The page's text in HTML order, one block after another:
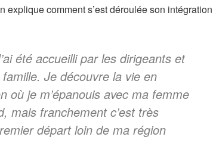
explique comment s’est déroulée son intégration
été accueilli par les dirigeants et
Je découvre la vie en
où je m’épanouis avec ma femme
mais franchement c’est très
départ loin de ma région